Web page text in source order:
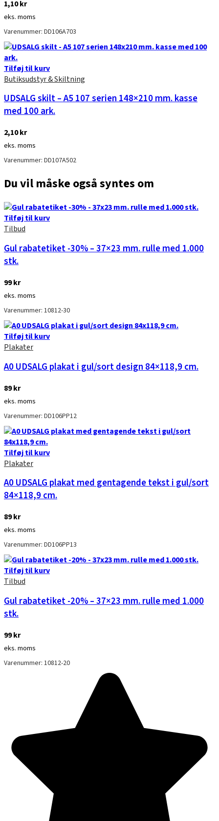
1,10kr
eks. moms
Varenummer: DD106A703
Tilføj til kurv
Butiksudstyr & Skiltning
UDSALG skilt – A5 107 serien 148×210 mm. kasse
med 100 ark.
2,10kr
eks. moms
Varenummer: DD107A502
Du vil måske også syntes om
Tilføj til kurv
Tilbud
Gul rabatetiket -30% – 37×23 mm. rulle med 1.000
stk.
99kr
eks. moms
Varenummer: 10812-30
Tilføj til kurv
Plakater
A0 UDSALG plakat i gul/sort design 84×118,9 cm.
89kr
eks. moms
Varenummer: DD106PP12
Tilføj til kurv
Plakater
A0 UDSALG plakat med gentagende tekst i gul/sort
84×118,9 cm.
89kr
eks. moms
Varenummer: DD106PP13
Tilføj til kurv
Tilbud
Gul rabatetiket -20% – 37×23 mm. rulle med 1.000
stk.
99kr
eks. moms
Varenummer: 10812-20